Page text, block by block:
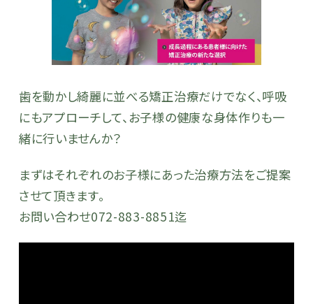
歯を動かし綺麗に並べる矯正治療だけでなく、呼吸
にもアプローチして、お子様の健康な身体作りも一
緒に行いませんか？
まずはそれぞれのお子様にあった治療方法をご提案
させて頂きます。
お問い合わせ072-883-8851迄